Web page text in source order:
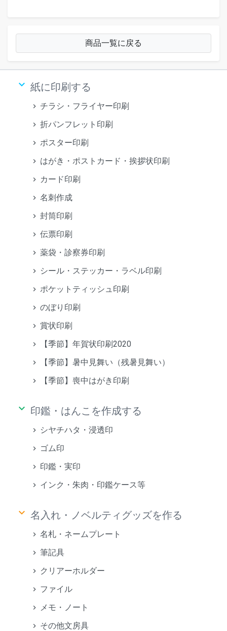
商品一覧に戻る
keyboard_arrow_down 紙に印刷する
チラシ・フライヤー印刷
折パンフレット印刷
ポスター印刷
はがき・ポストカード・挨拶状印刷
カード印刷
名刺作成
封筒印刷
伝票印刷
薬袋・診察券印刷
シール・ステッカー・ラベル印刷
ポケットティッシュ印刷
のぼり印刷
賞状印刷
【季節】年賀状印刷2020
【季節】暑中見舞い（残暑見舞い）
【季節】喪中はがき印刷
keyboard_arrow_down 印鑑・はんこを作成する
シヤチハタ・浸透印
ゴム印
印鑑・実印
インク・朱肉・印鑑ケース等
keyboard_arrow_down 名入れ・ノベルティグッズを作る
名札・ネームプレート
筆記具
クリアーホルダー
ファイル
メモ・ノート
その他文房具